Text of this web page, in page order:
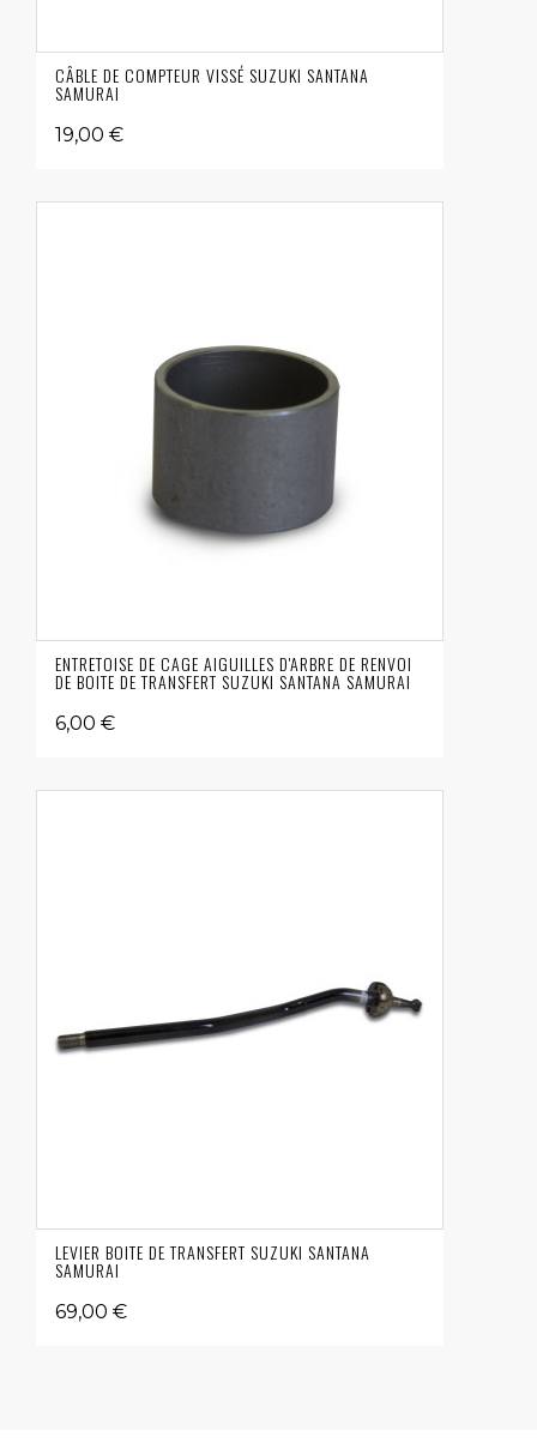
CÂBLE DE COMPTEUR VISSÉ SUZUKI SANTANA
SAMURAI
19,00 €
ENTRETOISE DE CAGE AIGUILLES D'ARBRE DE RENVOI
DE BOITE DE TRANSFERT SUZUKI SANTANA SAMURAI
6,00 €
LEVIER BOITE DE TRANSFERT SUZUKI SANTANA
SAMURAI
69,00 €